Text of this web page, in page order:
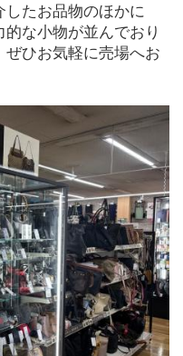
たお品物のほかに
な小物が並んでおり
ぜひお気軽に売場へお